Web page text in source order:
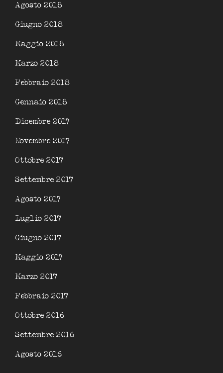
Agosto 2018
Giugno 2018
Maggio 2018
Marzo 2018
Febbraio 2018
Gennaio 2018
Dicembre 2017
Novembre 2017
Ottobre 2017
Settembre 2017
Agosto 2017
Luglio 2017
Giugno 2017
Maggio 2017
Marzo 2017
Febbraio 2017
Ottobre 2016
Settembre 2016
Agosto 2016